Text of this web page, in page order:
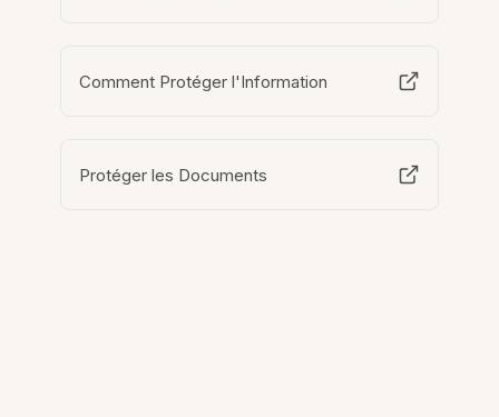
Comment Protéger l'Information
Protéger les Documents